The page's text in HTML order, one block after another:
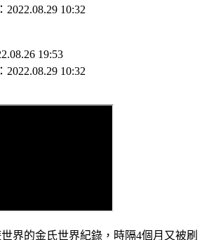
19:53
2022.08.29 10:32
是20歲的比利時女孩札拉，如今她17歲